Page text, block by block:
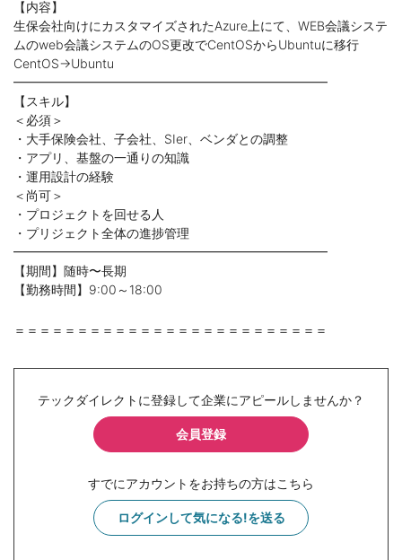
【内容】
生保会社向けにカスタマイズされたAzure上にて、WEB会議システ
ムのweb会議システムのOS更改でCentOSからUbuntuに移行
CentOS→Ubuntu
━━━━━━━━━━━━━━━━━━━━━━━━━
【スキル】
＜必須＞
・大手保険会社、子会社、SIer、ベンダとの調整
・アプリ、基盤の一通りの知識
・運用設計の経験
＜尚可＞
・プロジェクトを回せる人
・プリジェクト全体の進捗管理
━━━━━━━━━━━━━━━━━━━━━━━━━
【期間】随時〜長期
【勤務時間】9:00～18:00
＝＝＝＝＝＝＝＝＝＝＝＝＝＝＝＝＝＝＝＝＝＝＝＝＝
テックダイレクトに登録して企業にアピールしませんか？
会員登録
すでにアカウントをお持ちの方はこちら
ログインして気になる!を送る